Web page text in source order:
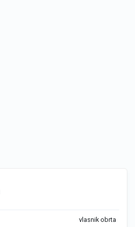
vlasnik obrta